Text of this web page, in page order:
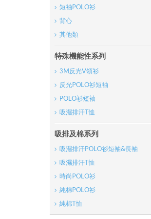
短袖POLO衫
背心
其他類
特殊機能性系列
3M反光V領衫
反光POLO衫短袖
POLO衫短袖
吸濕排汗T恤
吸排及棉系列
吸濕排汗POLO衫短袖&長袖
吸濕排汗T恤
時尚POLO衫
純棉POLO衫
純棉T恤